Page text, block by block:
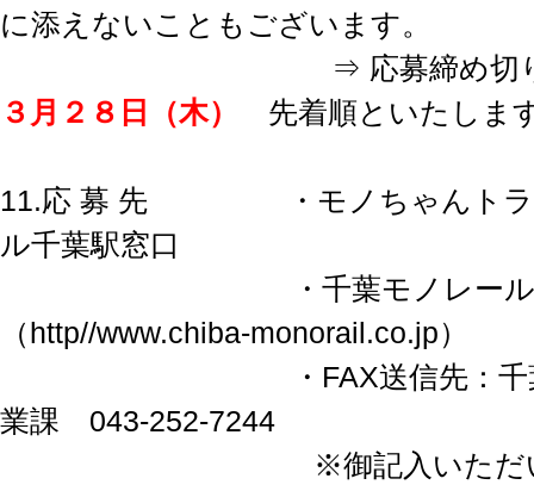
に添えないこともございます。
⇒ 応募締め切
３月２８日（木）
先着順といたしま
11.応 募 先 ・モノちゃんトラ
ル千葉駅窓口
・千葉モノレール公式
（http//www.chiba-monorail.co.jp）
・FAX送信先：千葉モ
業課 043-252-7244
※御記入いただいた